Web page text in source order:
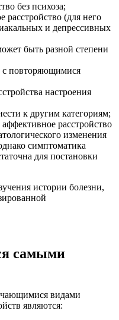
без психоза;
расстройство (для него
и депрессивных
быть разной степени
с повторяющимися
настроения
к другим категориям;
расстройство
изменения
симптоматика
для постановки
истории болезни,
самыми
видами
являются: